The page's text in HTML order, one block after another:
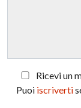
Ricevi un
Puoi iscriverti